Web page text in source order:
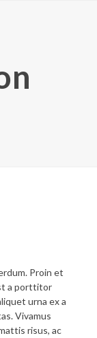
Proin et
a porttitor
urna ex a
Vivamus
risus, ac